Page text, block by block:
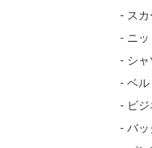
- スカ
- ニッ
- シャ
- ベル
- ビジ
- バッ